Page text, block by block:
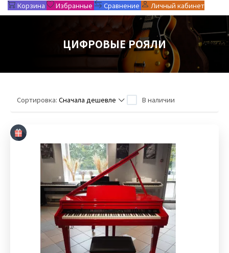
Корзина
Избранные Сравнение Личный кабинет
ЦИФРОВЫЕ РОЯЛИ
Сортировка: Сначала дешевле В наличии